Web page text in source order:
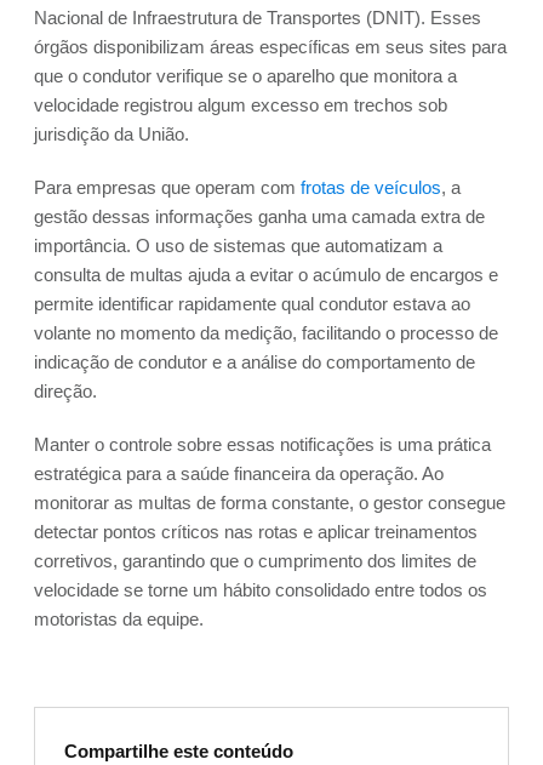
Nacional de Infraestrutura de Transportes (DNIT). Esses
órgãos disponibilizam áreas específicas em seus sites para
que o condutor verifique se o aparelho que monitora a
velocidade registrou algum excesso em trechos sob
jurisdição da União.
Para empresas que operam com frotas de veículos, a
gestão dessas informações ganha uma camada extra de
importância. O uso de sistemas que automatizam a
consulta de multas ajuda a evitar o acúmulo de encargos e
permite identificar rapidamente qual condutor estava ao
volante no momento da medição, facilitando o processo de
indicação de condutor e a análise do comportamento de
direção.
Manter o controle sobre essas notificações is uma prática
estratégica para a saúde financeira da operação. Ao
monitorar as multas de forma constante, o gestor consegue
detectar pontos críticos nas rotas e aplicar treinamentos
corretivos, garantindo que o cumprimento dos limites de
velocidade se torne um hábito consolidado entre todos os
motoristas da equipe.
Compartilhe este conteúdo